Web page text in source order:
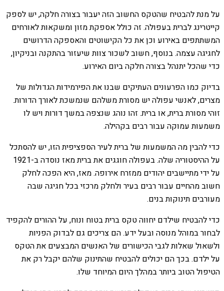
על מנת להבטיח שהטקס החשוב הזה יעבור בצורה חלקה, יש לספק
קייטרינג לברית בעפולה. זה כולל אספקת מזון ומשקאות לאורחים
המשתתפים באירוע וכן את כל הקישוטים והאספקה הדרושים
לחגיגה עצמה. בנוסף, חשוב לשכור צוות שיעזור בהתקנה ובניקיון,
כדי שהכל יתנהל בצורה חלקה ביום האירוע.
בדיוק כמו הפרעונים העתיקים שבנו את הפירמידות הגדולות של
מצרים, לאנשי עפולה יש מסורת משלהם שנמשכת לאורך הדורות.
זוהי מסורת ברית, או ברית. זהו נוהג שנצפה במשך דורות ויש לו
משמעות עמוקה עבור רבים בקהילה.
כדי להבין מה המשמעות של ברית לעיר הספציפית הזו, יש להסתכל
על ההיסטוריה שלה. בעפולה חוגגים את ברית מאז נוסדה ב-1921
על ידי מתיישבים יהודים ממזרח אירופה. מאז, היא הפכה לחלק
חשוב מהחיים עבור רבים בעיר ולחלק מרכזי בכל חגיגה שבה
מעורבים תינוקות בנים.
כדי להבטיח שילדם יחווה טקס ברית בטוח ונוח, על ההורים להקפיד
לבחור במוהל מנוסה ובעל ידע. הם צריכים גם לבדוק הפניות
ולשאול שאלות לגבי הכישורים של האנשים המבצעים את הטקס
על ילדם. בכך הם יכולים להבטיח שהתינוק שלהם יקבל רק את
הטיפול הטוב ביותר במהלך היום המיוחד שלו.